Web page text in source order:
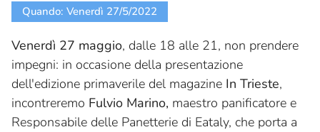
Quando: Venerdì 27/5/2022
Venerdì 27 maggio, dalle 18 alle 21, non prendere
impegni: in occasione della presentazione
dell'edizione primaverile del magazine In Trieste,
incontreremo Fulvio Marino, maestro panificatore e
Responsabile delle Panetterie di Eataly, che porta a